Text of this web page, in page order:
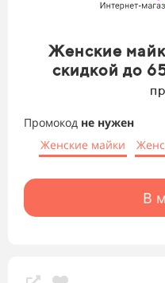
Женские
скидкой до
Промокод не нужен
Женские майки
В